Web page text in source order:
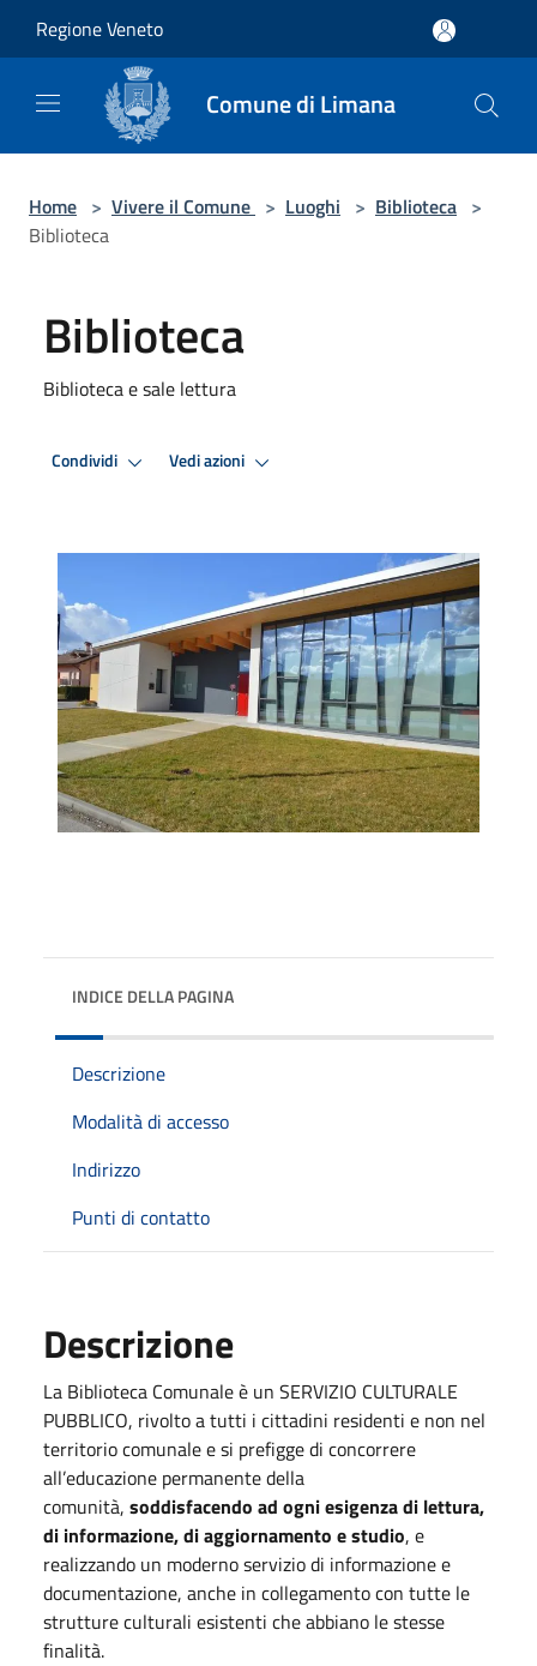
Regione Veneto
Comune di Limana
Home > Vivere il Comune > Luoghi > Biblioteca >
Biblioteca
Biblioteca
Biblioteca e sale lettura
Condividi Vedi azioni
INDICE DELLA PAGINA
Descrizione
Modalità di accesso
Indirizzo
Punti di contatto
Descrizione
La Biblioteca Comunale è un SERVIZIO CULTURALE
PUBBLICO, rivolto a tutti i cittadini residenti e non nel
territorio comunale e si prefigge di concorrere
all’educazione permanente della
comunità, soddisfacendo ad ogni esigenza di lettura,
di informazione, di aggiornamento e studio, e
realizzando un moderno servizio di informazione e
documentazione, anche in collegamento con tutte le
strutture culturali esistenti che abbiano le stesse
finalità.